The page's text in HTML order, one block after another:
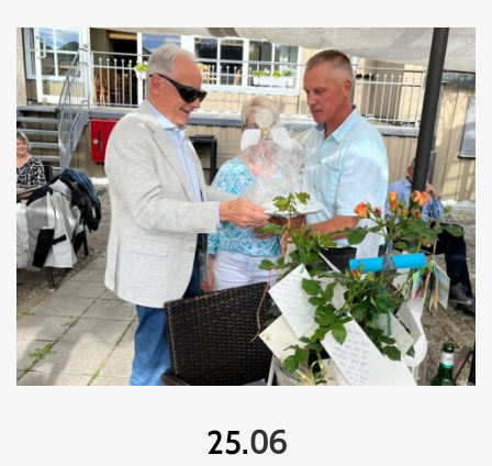
25.06